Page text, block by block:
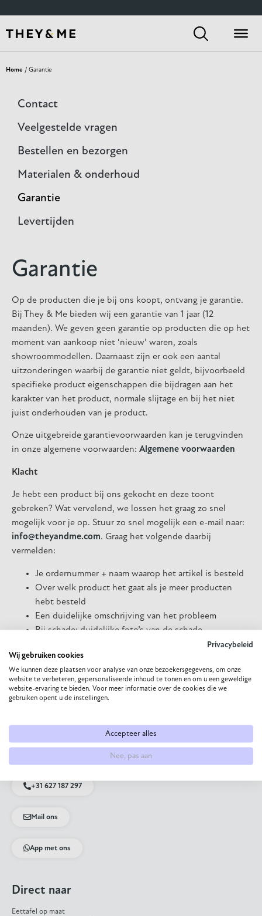
Home / Garantie
Contact
Veelgestelde vragen
Bestellen en bezorgen
Materialen & onderhoud
Garantie
Levertijden
Garantie
Op de producten die je bij ons koopt, ontvang je garantie.
Bij They & Me bieden wij een garantie van 1 jaar (12
maanden). We geven geen garantie op producten die op het
moment van aankoop niet ‘nieuw’ waren, zoals
showroommodellen. Daarnaast zijn er ook een aantal
uitzonderingen waarbij de garantie niet geldt, bijvoorbeeld
specifieke product eigenschappen die bijdragen aan het
karakter van het product, normale slijtage en bij het niet
juist onderhouden van je product.
Onze uitgebreide garantievoorwaarden kan je terugvinden
in onze algemene voorwaarden: Algemene voorwaarden
Klacht
Je hebt een product bij ons gekocht en deze toont
gebreken? Wat vervelend, we lossen het graag zo snel
mogelijk voor je op. Stuur zo snel mogelijk een e-mail naar:
info@theyandme.com. Graag het volgende daarbij
vermelden:
Je ordernummer + naam waarop het artikel is besteld
Over welk product het gaat als je meer producten
hebt besteld
Een duidelijke omschrijving van het probleem
Bij schade: duidelijke foto’s van de schade
Wij nemen dan zo snel mogelijk contact met je op.
+31 627 187 297
Mail ons
App met ons
Direct naar
Eettafel op maat
Privacybeleid
Wij gebruiken cookies
We kunnen deze plaatsen voor analyse van onze bezoekersgegevens, om onze
website te verbeteren, gepersonaliseerde inhoud te tonen en om u een geweldige
website-ervaring te bieden. Voor meer informatie over de cookies die we
gebruiken opent u de instellingen.
Accepteer alles
Nee, pas aan